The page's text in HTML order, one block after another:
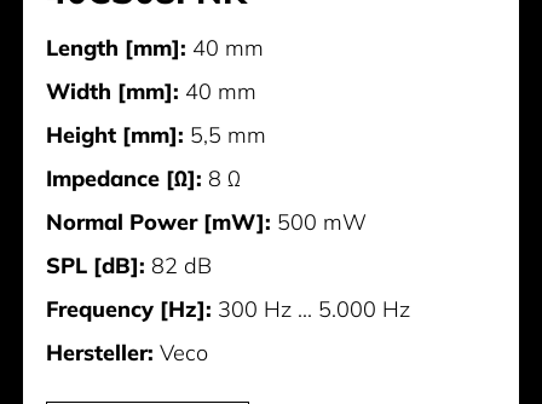
Length [mm]: 40 mm
Width [mm]: 40 mm
Height [mm]: 5,5 mm
Impedance [Ω]: 8 Ω
Normal Power [mW]: 500 mW
SPL [dB]: 82 dB
Frequency [Hz]: 300 Hz ... 5.000 Hz
Hersteller: Veco